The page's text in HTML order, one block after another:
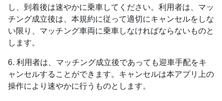
し、到着後は速やかに乗車してください。利用者は、マッ
チング成立後は、本規約に従って適切にキャンセルをしな
い限り、マッチング車両に乗車しなければならないものと
します。
6. 利用者は、マッチング成立後であっても迎車手配をキ
ャンセルすることができます。キャンセルは本アプリ上の
操作により速やかに行うものとします。